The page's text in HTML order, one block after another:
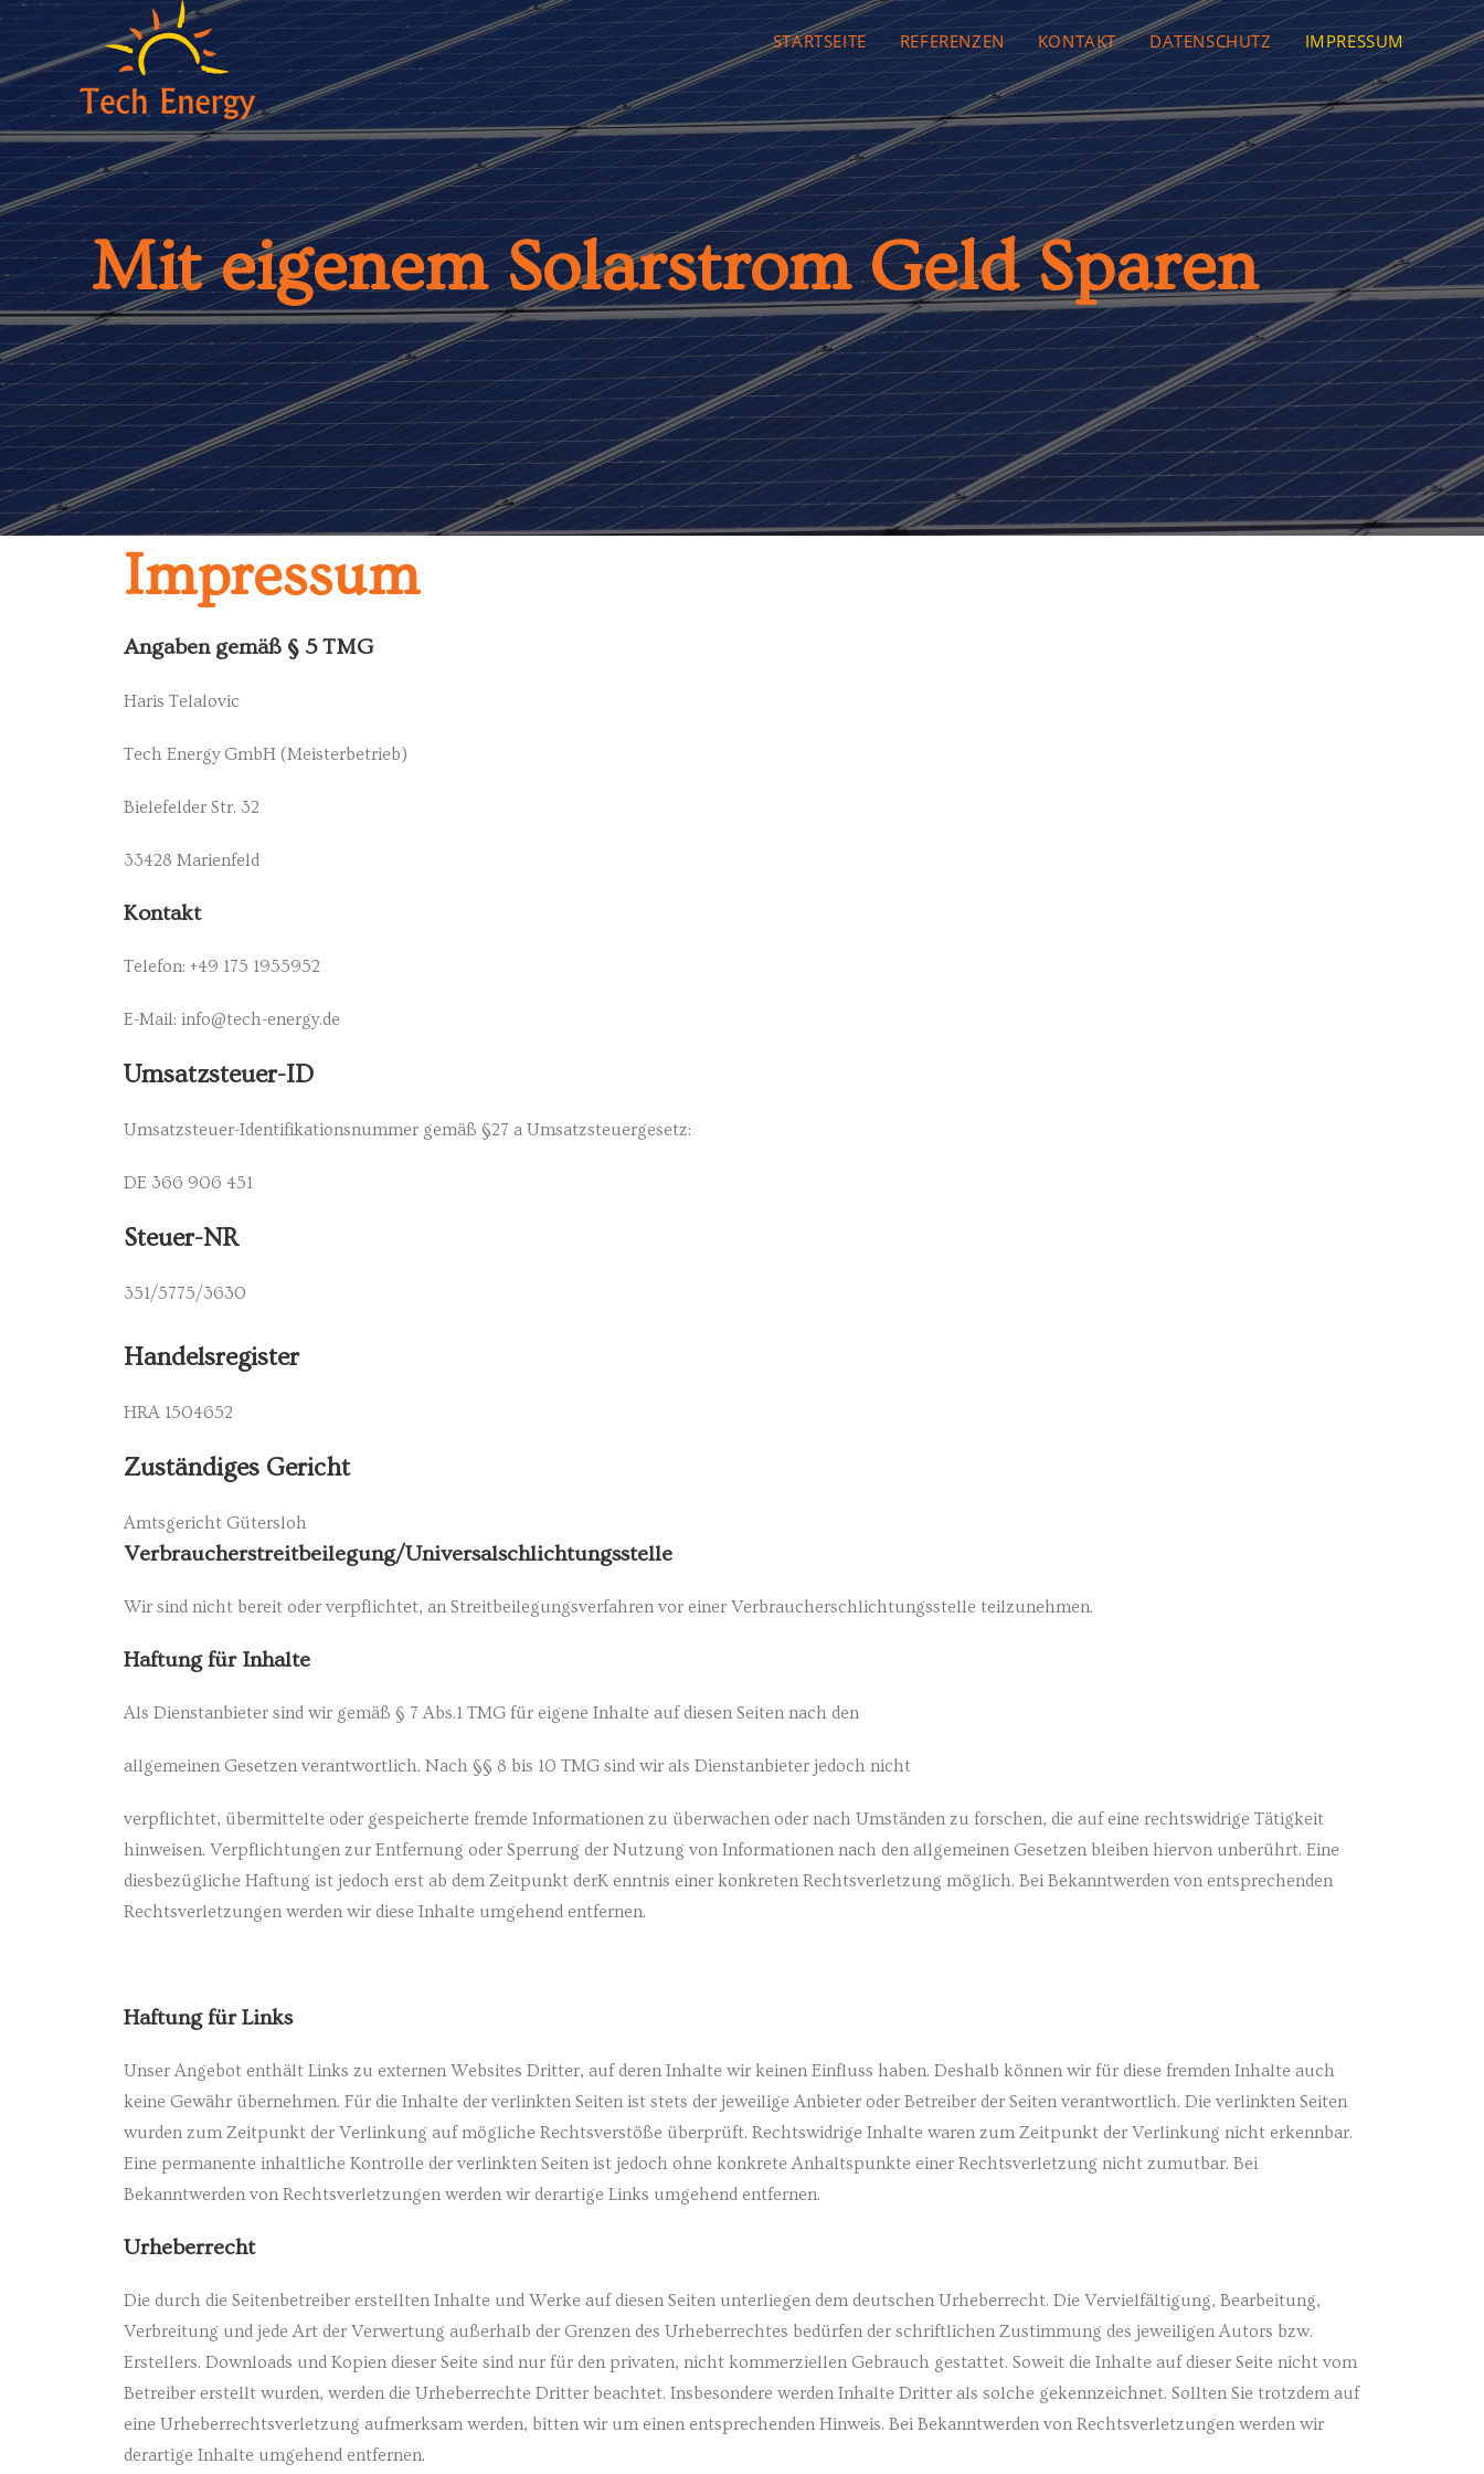
STARTSEITE REFERENZEN KONTAKT DATENSCHUTZ IMPRESSUM
Mit eigenem Solarstrom Geld Sparen
Impressum
Angaben gemäß § 5 TMG
Haris Telalovic
Tech Energy GmbH (Meisterbetrieb)
Bielefelder Str. 32
33428 Marienfeld
Kontakt
Telefon: +49 175 1955952
E-Mail: info@tech-energy.de
Umsatzsteuer-ID
Umsatzsteuer-Identifikationsnummer gemäß §27 a Umsatzsteuergesetz:
DE 366 906 451
Steuer-NR
351/5775/3630
Handelsregister
HRA 1504652
Zuständiges Gericht
Amtsgericht Gütersloh
Verbraucherstreitbeilegung/Universalschlichtungsstelle
Wir sind nicht bereit oder verpflichtet, an Streitbeilegungsverfahren vor einer Verbraucherschlichtungsstelle teilzunehmen.
Haftung für Inhalte
Als Dienstanbieter sind wir gemäß § 7 Abs.1 TMG für eigene Inhalte auf diesen Seiten nach den
allgemeinen Gesetzen verantwortlich. Nach §§ 8 bis 10 TMG sind wir als Dienstanbieter jedoch nicht
verpflichtet, übermittelte oder gespeicherte fremde Informationen zu überwachen oder nach Umständen zu forschen, die auf eine rechtswidrige Tätigkeit
hinweisen. Verpflichtungen zur Entfernung oder Sperrung der Nutzung von Informationen nach den allgemeinen Gesetzen bleiben hiervon unberührt. Eine
diesbezügliche Haftung ist jedoch erst ab dem Zeitpunkt derK enntnis einer konkreten Rechtsverletzung möglich. Bei Bekanntwerden von entsprechenden
Rechtsverletzungen werden wir diese Inhalte umgehend entfernen.
Haftung für Links
Unser Angebot enthält Links zu externen Websites Dritter, auf deren Inhalte wir keinen Einfluss haben. Deshalb können wir für diese fremden Inhalte auch
keine Gewähr übernehmen. Für die Inhalte der verlinkten Seiten ist stets der jeweilige Anbieter oder Betreiber der Seiten verantwortlich. Die verlinkten Seiten
wurden zum Zeitpunkt der Verlinkung auf mögliche Rechtsverstöße überprüft. Rechtswidrige Inhalte waren zum Zeitpunkt der Verlinkung nicht erkennbar.
Eine permanente inhaltliche Kontrolle der verlinkten Seiten ist jedoch ohne konkrete Anhaltspunkte einer Rechtsverletzung nicht zumutbar. Bei
Bekanntwerden von Rechtsverletzungen werden wir derartige Links umgehend entfernen.
Urheberrecht
Die durch die Seitenbetreiber erstellten Inhalte und Werke auf diesen Seiten unterliegen dem deutschen Urheberrecht. Die Vervielfältigung, Bearbeitung,
Verbreitung und jede Art der Verwertung außerhalb der Grenzen des Urheberrechtes bedürfen der schriftlichen Zustimmung des jeweiligen Autors bzw.
Erstellers. Downloads und Kopien dieser Seite sind nur für den privaten, nicht kommerziellen Gebrauch gestattet. Soweit die Inhalte auf dieser Seite nicht vom
Betreiber erstellt wurden, werden die Urheberrechte Dritter beachtet. Insbesondere werden Inhalte Dritter als solche gekennzeichnet. Sollten Sie trotzdem auf
eine Urheberrechtsverletzung aufmerksam werden, bitten wir um einen entsprechenden Hinweis. Bei Bekanntwerden von Rechtsverletzungen werden wir
derartige Inhalte umgehend entfernen.